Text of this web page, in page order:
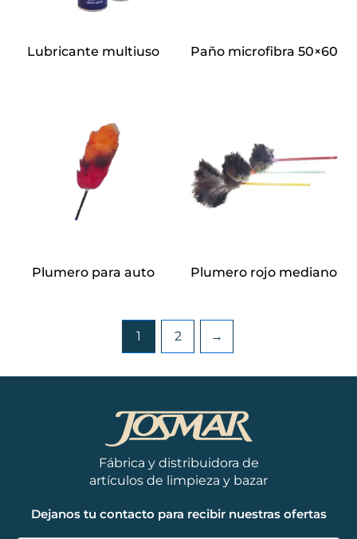
Lubricante multiuso Paño microfibra 50×60
Plumero para auto Plumero rojo mediano
1 2 →
Fábrica y distribuidora de
artículos de limpieza y bazar
Dejanos tu contacto para recibir nuestras ofertas